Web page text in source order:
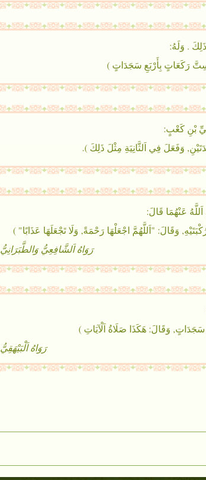
. وَلَهُ:
رَكَعَاتٍ بِأَرْبَعِ سَجَدَاتٍ )
بْنِ كَعْبٍ:
وَفَعَلَ فِي اَلثَّانِيَةِ مِثْلَ ذَلِكَ ).
عَنْهُمَا قَالَ:
وَقَالَ: "اَللَّهُمَّ اجْعَلْهَا رَحْمَةً, وَلَا تَجْعَلَهَا عَذَابًا" )
رَوَاهُ اَلشَّافِعِيُّ وَالطَّبَرَانِيُّ
وَقَالَ: هَكَذَا صَلَاةُ اَلْآيَاتِ )
رَوَاهُ اَلْبَيْهَقِيُّ